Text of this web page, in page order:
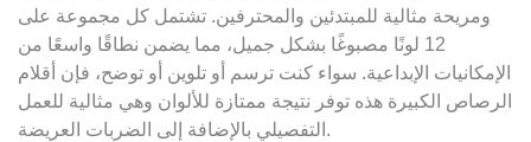
ومريحة مثالية للمبتدئين والمحترفين. تشتمل كل مجموعة على
12 لونًا مصبوغًا بشكل جميل، مما يضمن نطاقًا واسعًا من
الإمكانيات الإبداعية. سواء كنت ترسم أو تلوين أو توضح، فإن أقلام
الرصاص الكبيرة هذه توفر نتيجة ممتازة للألوان وهي مثالية للعمل
التفصيلي بالإضافة إلى الضربات العريضة.